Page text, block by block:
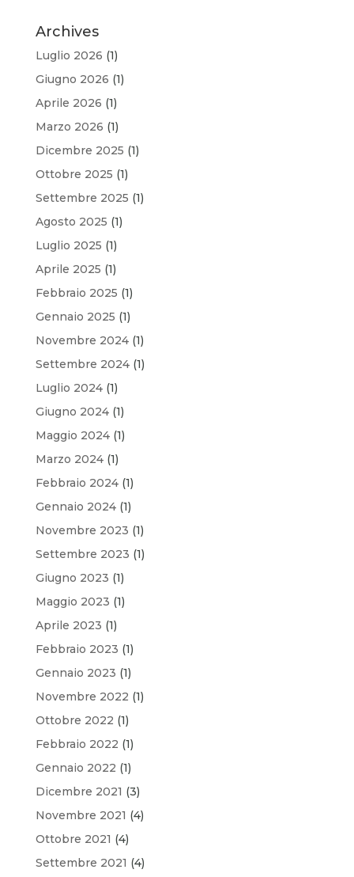
Archives
Luglio 2026 (1)
Giugno 2026 (1)
Aprile 2026 (1)
Marzo 2026 (1)
Dicembre 2025 (1)
Ottobre 2025 (1)
Settembre 2025 (1)
Agosto 2025 (1)
Luglio 2025 (1)
Aprile 2025 (1)
Febbraio 2025 (1)
Gennaio 2025 (1)
Novembre 2024(1)
Settembre 2024(1)
Luglio 2024(1)
Giugno 2024(1)
Maggio 2024(1)
Marzo 2024(1)
Febbraio 2024(1)
Gennaio 2024(1)
Novembre 2023 (1)
Settembre 2023 (1)
Giugno 2023 (1)
Maggio 2023 (1)
Aprile 2023 (1)
Febbraio 2023 (1)
Gennaio 2023 (1)
Novembre 2022 (1)
Ottobre 2022 (1)
Febbraio 2022 (1)
Gennaio 2022 (1)
Dicembre 2021 (3)
Novembre 2021 (4)
Ottobre 2021 (4)
Settembre 2021 (4)